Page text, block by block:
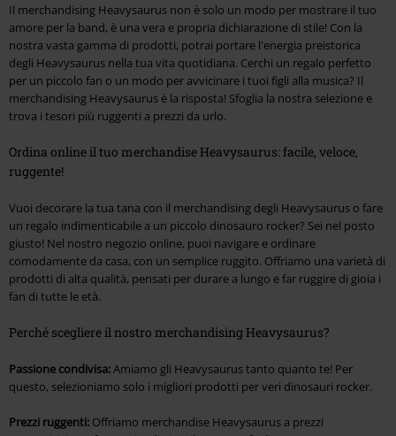
Il merchandising Heavysaurus non è solo un modo per mostrare il tuo
amore per la band, è una vera e propria dichiarazione di stile! Con la
nostra vasta gamma di prodotti, potrai portare l'energia preistorica
degli Heavysaurus nella tua vita quotidiana. Cerchi un regalo perfetto
per un piccolo fan o un modo per avvicinare i tuoi figli alla musica? Il
merchandising Heavysaurus è la risposta! Sfoglia la nostra selezione e
trova i tesori più ruggenti a prezzi da urlo.
Ordina online il tuo merchandise Heavysaurus: facile, veloce,
ruggente!
Vuoi decorare la tua tana con il merchandising degli Heavysaurus o fare
un regalo indimenticabile a un piccolo dinosauro rocker? Sei nel posto
giusto! Nel nostro negozio online, puoi navigare e ordinare
comodamente da casa, con un semplice ruggito. Offriamo una varietà di
prodotti di alta qualità, pensati per durare a lungo e far ruggire di gioia i
fan di tutte le età.
Perché scegliere il nostro merchandising Heavysaurus?
Passione condivisa:Amiamo gli Heavysaurus tanto quanto te! Per
questo, selezioniamo solo i migliori prodotti per veri dinosauri rocker.
Prezzi ruggenti: Offriamo merchandise Heavysaurus a prezzi